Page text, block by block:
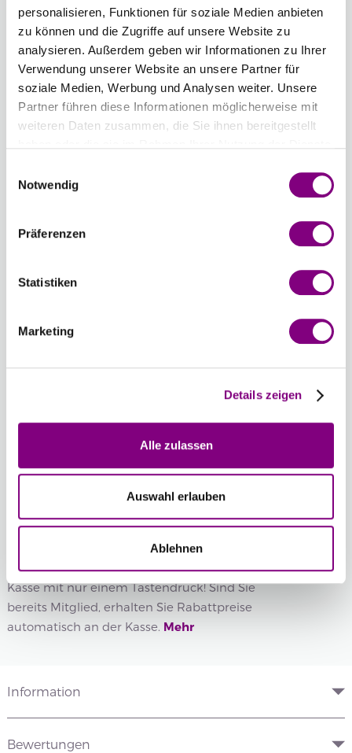
personalisieren, Funktionen für soziale Medien anbieten
zu können und die Zugriffe auf unsere Website zu
analysieren. Außerdem geben wir Informationen zu Ihrer
Verwendung unserer Website an unsere Partner für
soziale Medien, Werbung und Analysen weiter. Unsere
Partner führen diese Informationen möglicherweise mit
weiteren Daten zusammen, die Sie ihnen bereitgestellt
Notwendig
Präferenzen
Statistiken
Marketing
Details zeigen
Alle zulassen
Auswahl erlauben
Ablehnen
EICHE
UNI
COLOUR
PFIRSICHROSA
UNI
COLOUR
WÜSTENROSE
UNI
COLOUR
ROSENBLATT
UNI
COLOUR
ERDBEEREIS
UNI
COLOUR
SÜSSE
UNI
COLOUR
55 -
HELLES
BEIGE
56 -
PFEFFERMINZE
UNI
57 -
BORDEAUX
UNI
58 -
DUNKLE
TRAUBE
59 -
WEINROT
UNI
60 -
HELLOLIV
UNI
COLOUR
61 -
UNI
62 -
UNI
Chargennummer:
+
Gesamtsumme: Preis ab 3.97EUR
IN DEN WARENKORB
Wie werde ich Mitglied?
Mitglied werden Sie ganz einfach an der
Kasse mit nur einem Tastendruck! Sind Sie
bereits Mitglied, erhalten Sie Rabattpreise
automatisch an der Kasse. Mehr
Information
Bewertungen